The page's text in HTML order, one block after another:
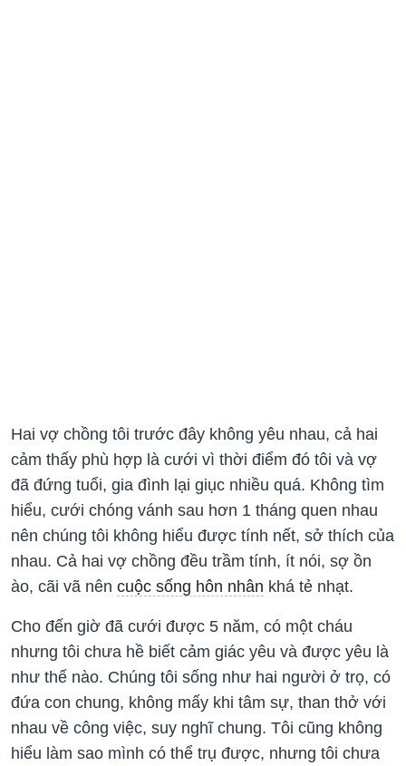
Hai vợ chồng tôi trước đây không yêu nhau, cả hai
cảm thấy phù hợp là cưới vì thời điểm đó tôi và vợ
đã đứng tuổi, gia đình lại giục nhiều quá. Không tìm
hiểu, cưới chóng vánh sau hơn 1 tháng quen nhau
nên chúng tôi không hiểu được tính nết, sở thích của
nhau. Cả hai vợ chồng đều trầm tính, ít nói, sợ ồn
ào, cãi vã nên cuộc sống hôn nhân khá tẻ nhạt.
Cho đến giờ đã cưới được 5 năm, có một cháu
nhưng tôi chưa hề biết cảm giác yêu và được yêu là
như thế nào. Chúng tôi sống như hai người ở trọ, có
đứa con chung, không mấy khi tâm sự, than thở với
nhau về công việc, suy nghĩ chung. Tôi cũng không
hiểu làm sao mình có thể trụ được, nhưng tôi chưa